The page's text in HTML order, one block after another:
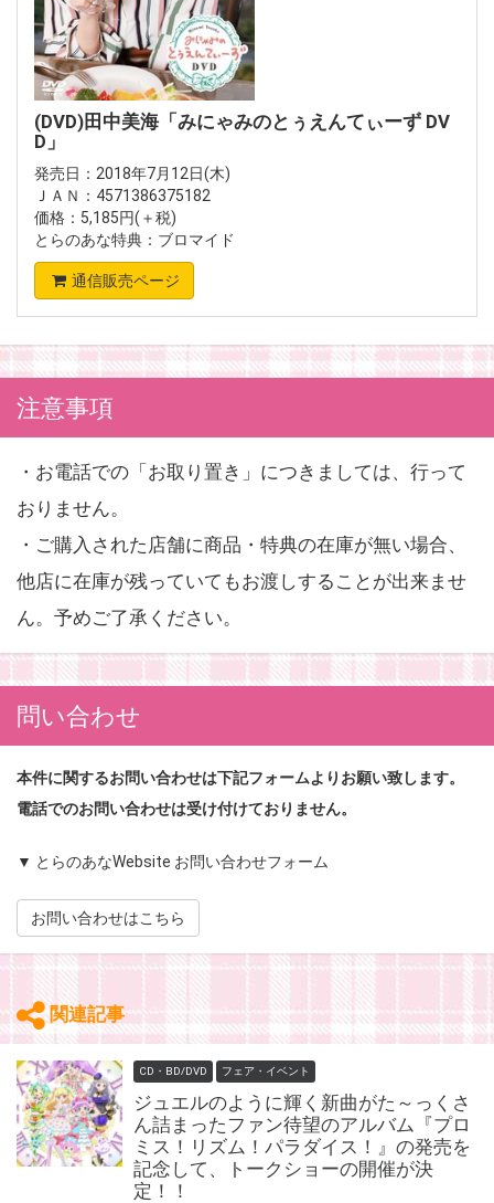
(DVD)田中美海「みにゃみのとぅえんてぃーず DV
D」
発売日：2018年7月12日(木)
ＪＡＮ：4571386375182
価格：5,185円(＋税)
とらのあな特典：ブロマイド
通信販売ページ
注意事項
・お電話での「お取り置き」につきましては、行って
おりません。
・ご購入された店舗に商品・特典の在庫が無い場合、
他店に在庫が残っていてもお渡しすることが出来ませ
ん。予めご了承ください。
問い合わせ
本件に関するお問い合わせは下記フォームよりお願い致します。
電話でのお問い合わせは受け付けておりません。
▼ とらのあなWebsite お問い合わせフォーム
お問い合わせはこちら
関連記事
CD・BD/DVD フェア・イベント
ジュエルのように輝く新曲がた～っくさ
ん詰まったファン待望のアルバム『プロ
ミス！リズム！パラダイス！』の発売を
記念して、トークショーの開催が決
定！！